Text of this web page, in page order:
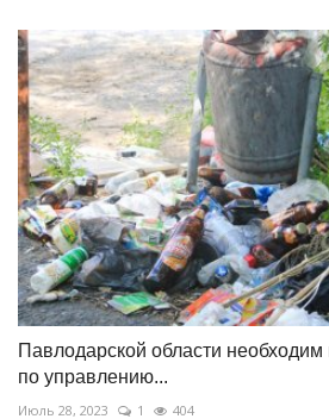
Павлодарской области
по управлению...
Июль 28, 2023 1 404